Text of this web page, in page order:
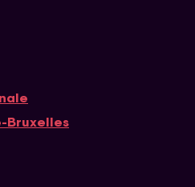
Bruxelles